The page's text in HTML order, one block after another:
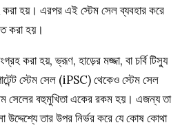
হয়। এরপর এই স্টেম সেল ব্যবহার করে
করা হয়।
করা হয়, ভ্রূণ, হাড়ের মজ্জা, বা চর্বি টিস্যু
স্টেম সেল (iPSC) থেকেও স্টেম সেল
সেলের বহুমুখিতা একের রকম হয়। এজন্য তা
উদ্দেশ্যে তার উপর নির্ভর করে যে কোষ কোথা